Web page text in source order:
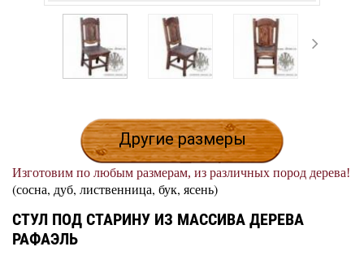
Другие размеры
Изготовим по любым размерам, из различных пород дерева!
(сосна, дуб, лиственница, бук, ясень)
СТУЛ ПОД СТАРИНУ ИЗ МАССИВА ДЕРЕВА
РАФАЭЛЬ